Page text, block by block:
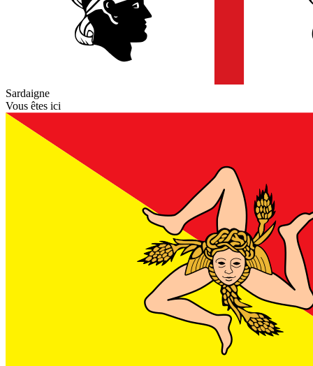
Sardaigne
Vous êtes ici